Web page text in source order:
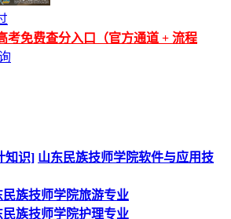
考免费查分入口（官方通道 + 流程
知识] 山东民族技师学院软件与应用技
民族技师学院旅游专业
民族技师学院护理专业